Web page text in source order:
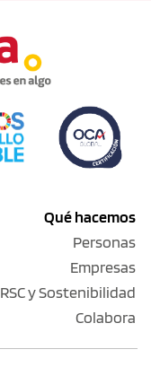
Qué hacemos
Personas
Empresas
RSC y Sostenibilidad
Colabora